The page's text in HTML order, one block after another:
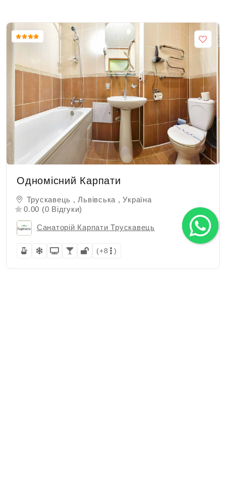
Одномісний Карпати
Трускавець , Львівська , Україна
0.00 (0 Відгуки)
Санаторій Карпати Трускавець
(+8 )